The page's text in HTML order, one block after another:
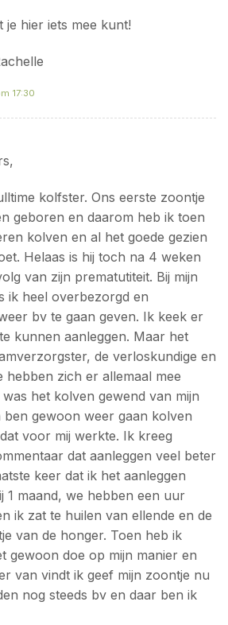
je hier iets mee kunt!
17:30
kolfster. Ons eerste zoontje
geboren en daarom heb ik toen
kolven en al het goede gezien
Helaas is hij toch na 4 weken
van zijn prematutiteit. Bij mijn
ik heel overbezorgd en
bv te gaan geven. Ik keek er
kunnen aanleggen. Maar het
de verloskundige en
hebben zich er allemaal mee
het kolven gewend van mijn
ben gewoon weer gaan kolven
voor mij werkte. Ik kreeg
dat aanleggen veel beter
keer dat ik het aanleggen
1 maand, we hebben een uur
ik zat te huilen van ellende en de
van de honger. Toen heb ik
gewoon doe op mijn manier en
van vindt ik geef mijn zoontje nu
nog steeds bv en daar ben ik